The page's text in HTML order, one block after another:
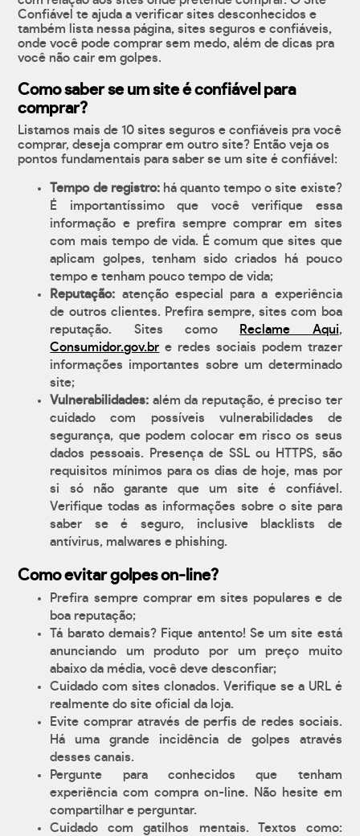
Confiável te ajuda a verificar sites desconhecidos e
também lista nessa página, sites seguros e confiáveis,
onde você pode comprar sem medo, além de dicas pra
você não cair em golpes.
Como saber se um site é confiável para
comprar?
Listamos mais de 10 sites seguros e confiáveis pra você
comprar, deseja comprar em outro site? Então veja os
pontos fundamentais para saber se um site é confiável:
Tempo de registro:há quanto tempo o site existe?
É importantíssimo que você verifique essa
informação e prefira sempre comprar em sites
com mais tempo de vida. É comum que sites que
aplicam golpes, tenham sido criados há pouco
tempo e tenham pouco tempo de vida;
Reputação: atenção especial para a experiência
de outros clientes. Prefira sempre, sites com boa
reputação. Sites como
Reclame Aqui,
Consumidor.gov.br e redes sociais podem trazer
informações importantes sobre um determinado
site;
Vulnerabilidades: além da reputação, é preciso ter
cuidado com possíveis vulnerabilidades de
segurança, que podem colocar em risco os seus
dados pessoais. Presença de SSL ou HTTPS, são
requisitos mínimos para os dias de hoje, mas por
si só não garante que um site é confiável.
Verifique todas as informações sobre o site para
saber se é seguro, inclusive blacklists de
antívirus, malwares e phishing.
Como evitar golpes on-line?
Prefira sempre comprar em sites populares e de
boa reputação;
Tá barato demais? Fique antento! Se um site está
anunciando um produto por um preço muito
abaixo da média, você deve desconfiar;
Cuidado com sites clonados. Verifique se a URL é
realmente do site oficial da loja.
Evite comprar através de perfis de redes sociais.
Há uma grande incidência de golpes através
desses canais.
Pergunte para conhecidos que tenham
experiência com compra on-line. Não hesite em
compartilhar e perguntar.
Cuidado com gatilhos mentais. Textos como: